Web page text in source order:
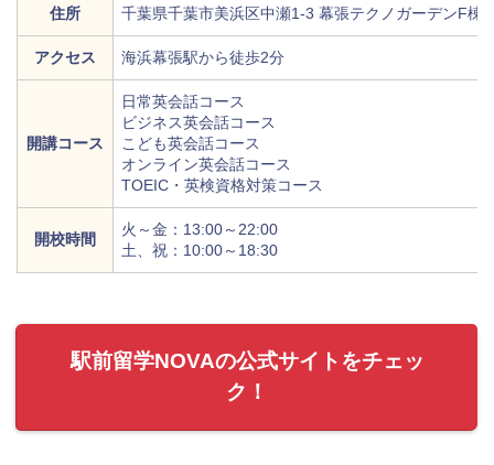
住所 千葉県千葉市美浜区中瀬1-3 幕張テクノガーデンF棟
アクセス 海浜幕張駅から徒歩2分
開講コース
日常英会話コース
ビジネス英会話コース
こども英会話コース
オンライン英会話コース
TOEIC・英検資格対策コース
開校時間
火～金：13:00～22:00
土、祝：10:00～18:30
駅前留学NOVAの公式サイトをチェッ
ク！